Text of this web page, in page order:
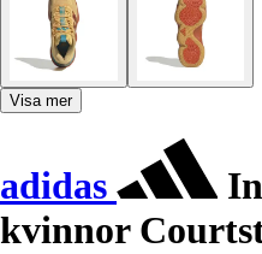
Visa mer
adidas
kvinnor